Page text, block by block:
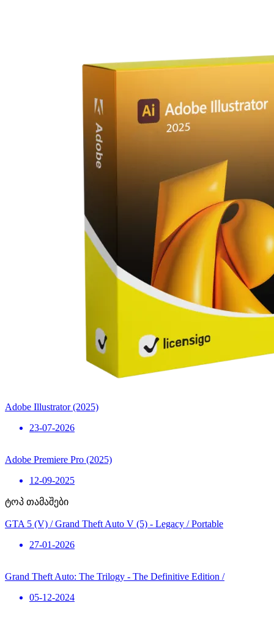
Adobe Illustrator (2025)
23-07-2026
Adobe Premiere Pro (2025)
12-09-2025
ტოპ თამაშები
GTA 5 (V) / Grand Theft Auto V (5) - Legacy / Portable
27-01-2026
Grand Theft Auto: The Trilogy - The Definitive Edition /
05-12-2024